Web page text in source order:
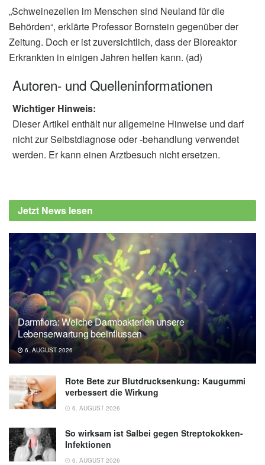
„Schweinezellen im Menschen sind Neuland für die
Behörden“, erklärte Professor Bornstein gegenüber der
Zeitung. Doch er ist zuversichtlich, dass der Bioreaktor
Erkrankten in einigen Jahren helfen kann. (ad)
Autoren- und Quelleninformationen
Wichtiger Hinweis:
Dieser Artikel enthält nur allgemeine Hinweise und darf
nicht zur Selbstdiagnose oder -behandlung verwendet
werden. Er kann einen Arztbesuch nicht ersetzen.
Jetzt News lesen
Darmflora: Welche Darmbakterien unsere
Lebenserwartung beeinflussen
6. AUGUST 2026
Rote Bete zur Blutdrucksenkung: Kaugummi
verbessert die Wirkung
6. AUGUST 2026
So wirksam ist Salbei gegen Streptokokken-
Infektionen
6. AUGUST 2026